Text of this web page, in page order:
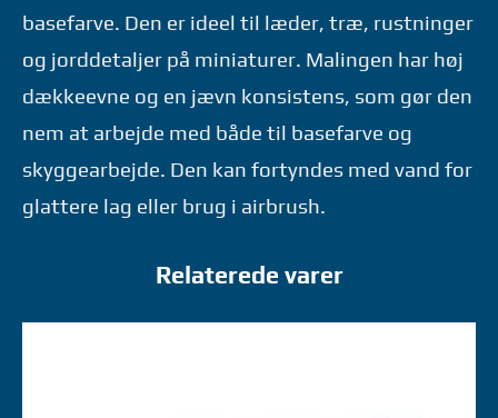
basefarve. Den er ideel til læder, træ, rustninger
og jorddetaljer på miniaturer. Malingen har høj
dækkeevne og en jævn konsistens, som gør den
nem at arbejde med både til basefarve og
skyggearbejde. Den kan fortyndes med vand for
glattere lag eller brug i airbrush.
Relaterede varer